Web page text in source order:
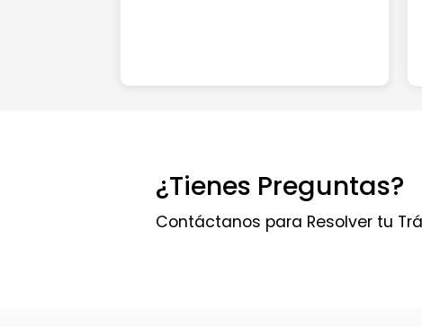
¿Tienes Preguntas?
Contáctanos para Resolver tu